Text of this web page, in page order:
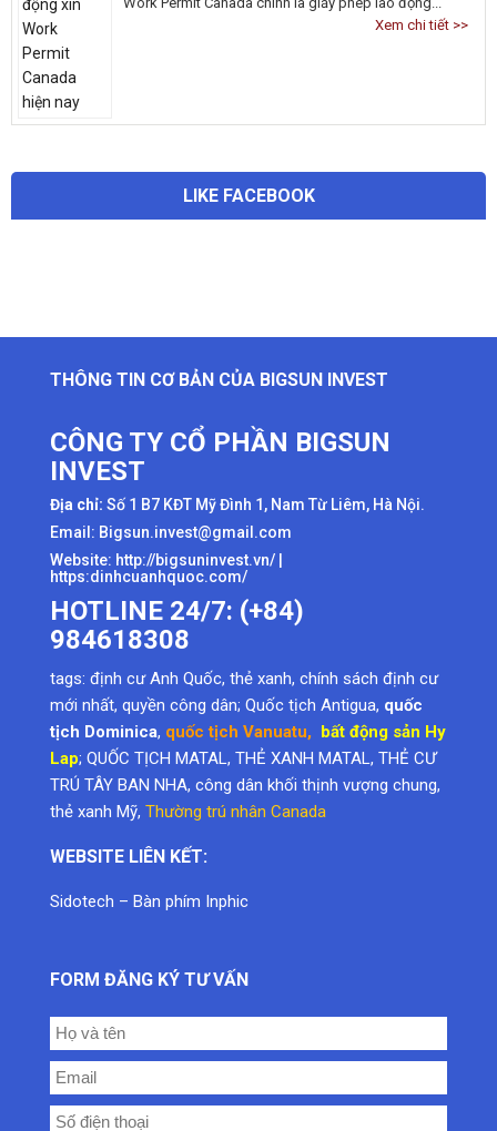
Xem chi tiết >>
LIKE FACEBOOK
THÔNG TIN CƠ BẢN CỦA BIGSUN INVEST
CÔNG TY CỔ PHẦN BIGSUN
INVEST
Địa chỉ: Số 1 B7 KĐT Mỹ Đình 1, Nam Từ Liêm, Hà Nội.
Email: Bigsun.invest@gmail.com
Website: http://bigsuninvest.vn/
https:dinhcuanhquoc.com/
HOTLINE 24/7: (+84)
984618308
tags: định cư Anh Quốc, thẻ xanh, chính sách định cư
mới nhất, quyền công dân; Quốc tịch Antigua, quốc
tịch Dominica, quốc tịch Vanuatu, bất động sản Hy
Lap; QUỐC TỊCH MATAL, THẺ XANH MATAL, THẺ CƯ
TRÚ TÂY BAN NHA, công dân khối thịnh vượng chung,
thẻ xanh Mỹ, Thường trú nhân Canada
WEBSITE LIÊN KẾT:
Sidotech – Bàn phím Inphic
FORM ĐĂNG KÝ TƯ VẤN